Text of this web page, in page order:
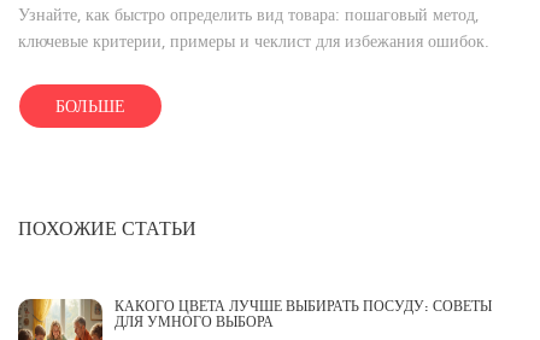
Узнайте, как быстро определить вид товара: пошаговый метод,
ключевые критерии, примеры и чеклист для избежания ошибок.
БОЛЬШЕ
ПОХОЖИЕ СТАТЬИ
КАКОГО ЦВЕТА ЛУЧШЕ ВЫБИРАТЬ ПОСУДУ: СОВЕТЫ
ДЛЯ УМНОГО ВЫБОРА